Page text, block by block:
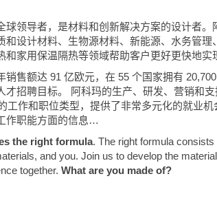
球领导者，是材料和创新解决方案的设计者。
和设计材料、生物源材料、新能源、水务管理
家用保温隔热等领域帮助客户更好更快地实
售额达 91 亿欧元，在 55 个国家拥有 20,700
才招聘目标。 阿科玛的生产、研发、营销和
工作和职位类型，提供了非常多元化的就业机
作职能方面的信息…
the right formula. The right formula consists
and you. Join us to develop the
together. What are you made of?